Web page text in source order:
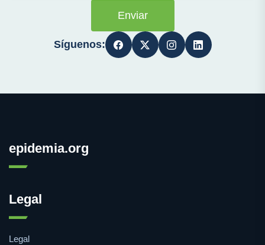
Enviar
Síguenos:
epidemia.org
Legal
Legal